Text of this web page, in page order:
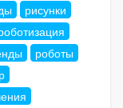
рисунки
роботы